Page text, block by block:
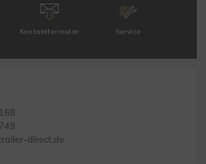
Kontaktformular Service
direct.de